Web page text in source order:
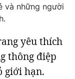
và những người
yêu thích
thông điệp
giới hạn.